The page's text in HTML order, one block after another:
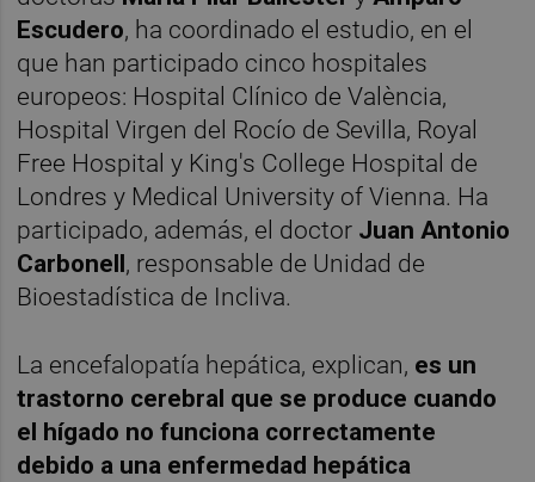
Escudero, ha coordinado el estudio, en el
que han participado cinco hospitales
europeos: Hospital Clínico de València,
Hospital Virgen del Rocío de Sevilla, Royal
Free Hospital y King's College Hospital de
Londres y Medical University of Vienna. Ha
participado, además, el doctor Juan Antonio
Carbonell, responsable de Unidad de
Bioestadística de Incliva.
La encefalopatía hepática, explican, es un
trastorno cerebral que se produce cuando
el hígado no funciona correctamente
debido a una enfermedad hepática